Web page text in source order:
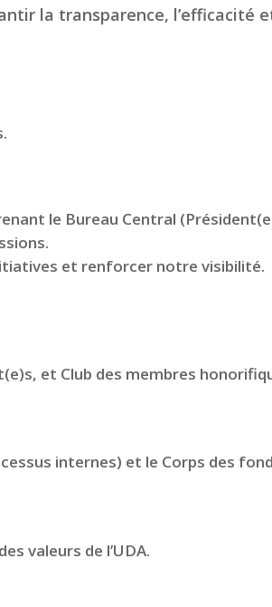
la transparence,
le Bureau Central
et renforcer notre visibilité.
et Club des membres
internes) et le Corps des
valeurs de l’UDA.